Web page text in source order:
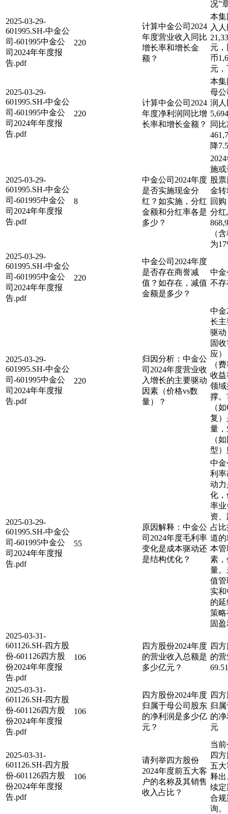
况”
2025-03-29-
601995.SH-中金公
司-601995中金公
司2024年年度报
告.pdf
220
计算中金公司2024
年度营业收入同比
增长率和增长金
额？
本
入
元
币
元，
2025-03-29-
601995.SH-中金公
司-601995中金公
司2024年年度报
告.pdf
220
计算中金公司2024
年度净利润同比增
长率和增长金额？
本
母
润
同
降
2025-03-29-
601995.SH-中金公
司-601995中金公
司2024年年度报
告.pdf
8
中金公司2024年度
是否实施现金分
红？如实施，分红
金额和分红率各是
多少？
施
股
金
回
分
（
为
2025-03-29-
601995.SH-中金公
司-601995中金公
司2024年年度报
告.pdf
220
中金公司2024年度
是否存在商誉减
值？如存在，减值
金额是多少？
中金
不
2025-03-29-
601995.SH-中金公
司-601995中金公
司2024年年度报
告.pdf
220
归因分析：中金公
司2024年度营业收
入增长的主要驱动
因素（价格vs数
量）？
中金
长
驱
固
应
（
收
领
撑
（
复
量
（
型
2025-03-29-
601995.SH-中金公
司-601995中金公
司2024年年度报
告.pdf
55
原因解释：中金公
司2024年度毛利率
变化是成本驱动还
是结构优化？
中金
利
动
化
率
资
占
道
本
素
量
值
实
的
策
固
2025-03-31-
601126.SH-四方股
份-601126四方股
份2024年年度报
告.pdf
106
四方股份2024年度
的营业收入总额是
多少亿元？
四
的
2025-03-31-
601126.SH-四方股
份-601126四方股
份2024年年度报
告.pdf
106
四方股份2024年度
归属于母公司股东
的净利润是多少亿
元？
四
归
的
元
2025-03-31-
601126.SH-四方股
份-601126四方股
份2024年年度报
告.pdf
106
请列举四方股份
2024年度前五大客
户的名称及其销售
收入占比？
当
四
五
释
续
合
询。